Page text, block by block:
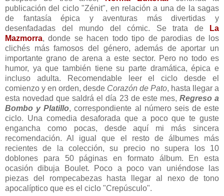
publicación del ciclo "Zénit", en relación a una de la sagas
de fantasía épica y aventuras más divertidas y
desenfadadas del mundo del cómic. Se trata de
La
Mazmorra, donde se hacen todo tipo de parodias de los
clichés más famosos del género, además de aportar un
importante grano de arena a este sector. Pero no todo es
humor, ya que también tiene su parte dramática, épica e
incluso adulta. Recomendable leer el ciclo desde el
comienzo y en orden, desde Corazón de Pato, hasta llegar a
esta novedad que saldrá el día 23 de este mes, Regreso a
Bombo y Platillo, correspondiente al número seis de este
ciclo. Una comedia desaforada que a poco que te guste
engancha como pocas, desde aquí mi más sincera
recomendación. Al igual que el resto de álbumes más
recientes de la colección, su precio no supera los 10
doblones para 50 páginas en formato álbum. En esta
ocasión dibuja Boulet. Poco a poco van uniéndose las
piezas del rompecabezas hasta llegar al nexo de tono
apocalíptico que es el ciclo "Crepúsculo".